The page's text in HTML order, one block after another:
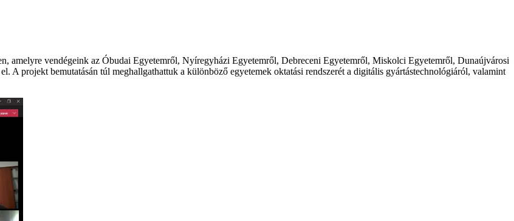
amelyre vendégeink az Óbudai Egyetemről, Nyíregyházi Egyetemről, Debreceni Egyetemről, Miskolci Egyetemről, Dunaújvárosi
A projekt bemutatásán túl meghallgathattuk a különböző egyetemek oktatási rendszerét a digitális gyártástechnológiáról, valamint